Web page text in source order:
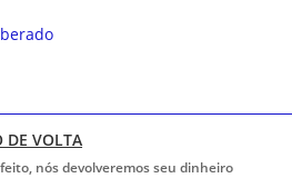
DE VOLTA
nós devolveremos seu dinheiro